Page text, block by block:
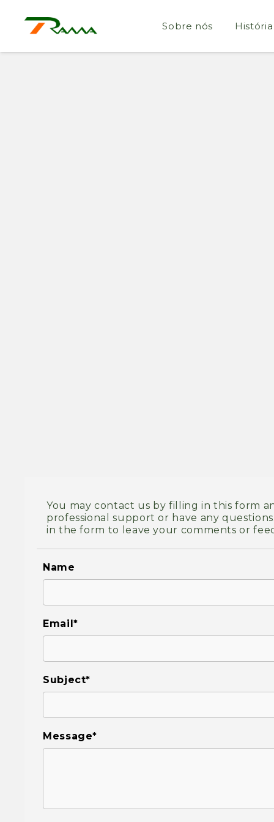
Sobre nós História
You may contact us by filling in this form
professional support or have any questions.
in the form to leave your comments or
Name
Email*
Subject*
Message*